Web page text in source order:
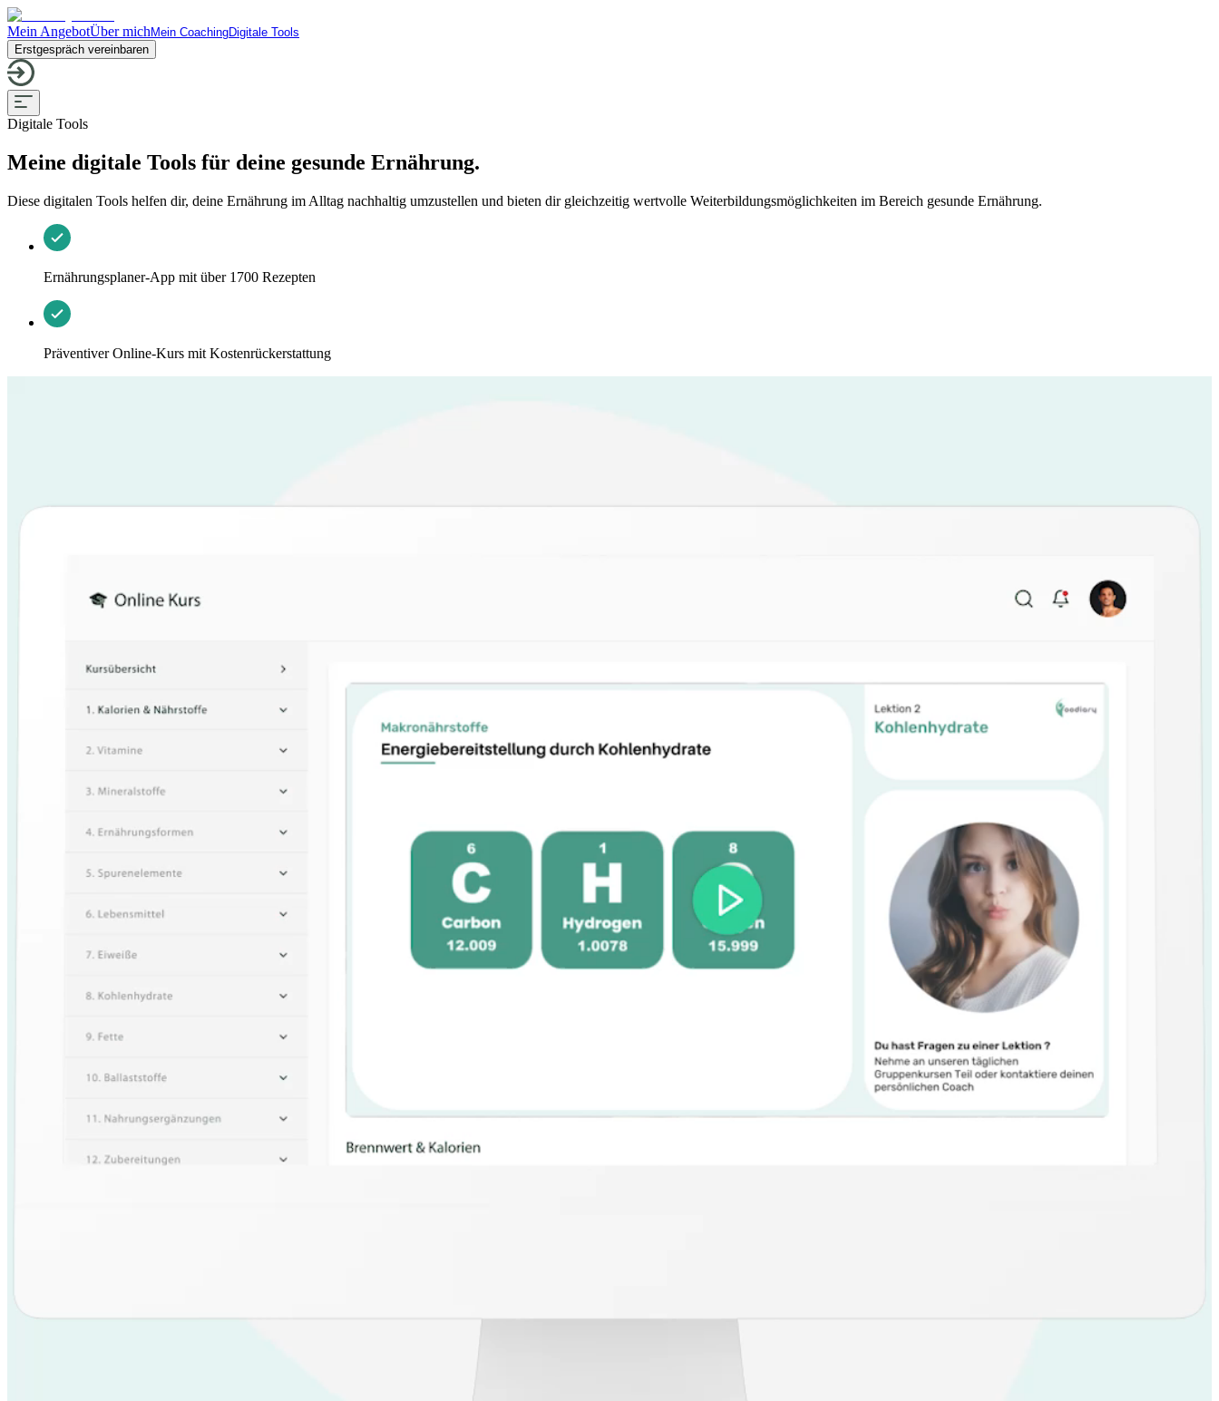
Mein AngebotÜber mich Mein CoachingDigitale Tools
Erstgespräch vereinbaren
Digitale Tools
Meine digitale Tools für deine gesunde Ernährung.
Diese digitalen Tools helfen dir, deine Ernährung im Alltag nachhaltig umzustellen und bieten dir gleichzeitig wertvolle Weiterbildungsmöglichkeiten im Bereich gesunde Ernährung.
Ernährungsplaner-App mit über 1700 Rezepten
Präventiver Online-Kurs mit Kostenrückerstattung